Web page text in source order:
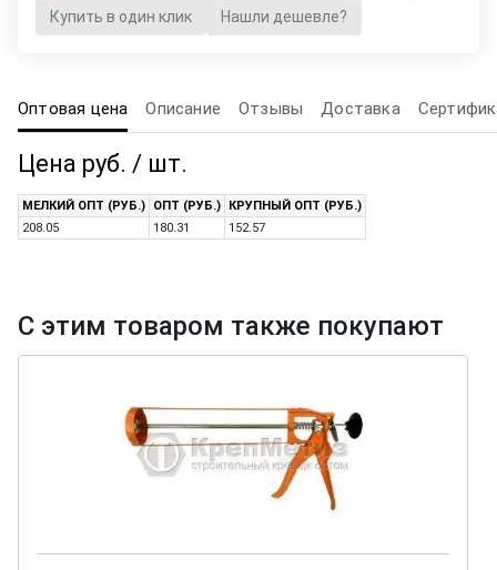
Купить в один клик Нашли дешевле?
Оптовая цена Описание Отзывы Доставка
Цена руб. / шт.
МЕЛКИЙ ОПТ (РУБ.) ОПТ (РУБ.)
КРУПНЫЙ ОПТ (РУБ.)
208.05
180.31 152.57
С этим товаром также покупают